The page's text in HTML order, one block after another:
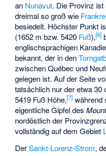
an Nunavut. Die Provinz
dreimal so groß wie
besiedelt. Höchster Punkt
(1652 m bzw. 5420 Fuß),[6]
englischsprachigen
bekannt, der in den
zwischen Québec und
gelegen ist. Auf der Seite
tatsächlich nur der etwa 30
5419 Fuß Höhe,[7] während
eigentliche Gipfel des
nordöstlich der
vollständig auf dem Gebiet
DerSankt-Lorenz-Strom,